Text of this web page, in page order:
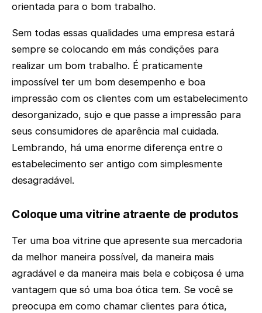
orientada para o bom trabalho.
Sem todas essas qualidades uma empresa estará
sempre se colocando em más condições para
realizar um bom trabalho. É praticamente
impossível ter um bom desempenho e boa
impressão com os clientes com um estabelecimento
desorganizado, sujo e que passe a impressão para
seus consumidores de aparência mal cuidada.
Lembrando, há uma enorme diferença entre o
estabelecimento ser antigo com simplesmente
desagradável.
Coloque uma vitrine atraente de produtos
Ter uma boa vitrine que apresente sua mercadoria
da melhor maneira possível, da maneira mais
agradável e da maneira mais bela e cobiçosa é uma
vantagem que só uma boa ótica tem. Se você se
preocupa em como chamar clientes para ótica,